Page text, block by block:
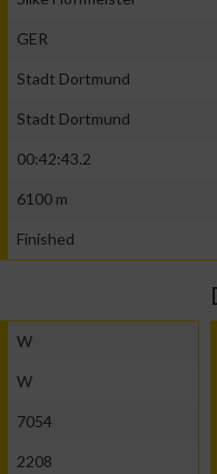
GER
Stadt Dortmund
Stadt Dortmund
00:42:43.2
6100 m
Finished
W
W
7054
2208